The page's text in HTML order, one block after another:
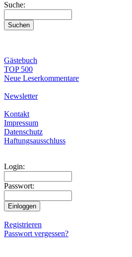
Suche:
Gästebuch
TOP 500
Neue Leserkommentare
Newsletter
Kontakt
Impressum
Datenschutz
Haftungsausschluss
Login:
Passwort:
Registrieren
Passwort vergessen?